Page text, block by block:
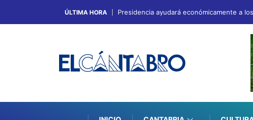
ÚLTIMA HORA Presidencia ayudará económicamente a